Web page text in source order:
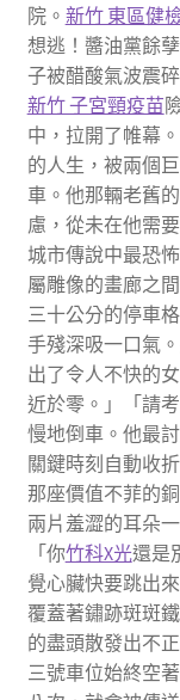
院。 新竹 東區健
想逃！醬油黨餘
子被醋酸氣波震
新竹 子宮頸疫苗
中，拉開了帷幕
的人生，被兩個
車。他那輛老舊
慮，從未在他需
城市傳說中最恐
屬雕像的畫廊之
三十公分的停車
手殘深吸一口氣
出了令人不快的
近於零。」「請
慢地倒車。他最
關鍵時刻自動收
那座價值不菲的
兩片羞澀的耳朵
「你竹科X光還是
覺心臟快要跳出
覆蓋著鏽跡斑斑
的盡頭散發出不
三號車位始終空